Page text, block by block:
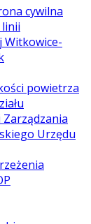
cywilna
linii
Witkowice-
powietrza
Urzędu